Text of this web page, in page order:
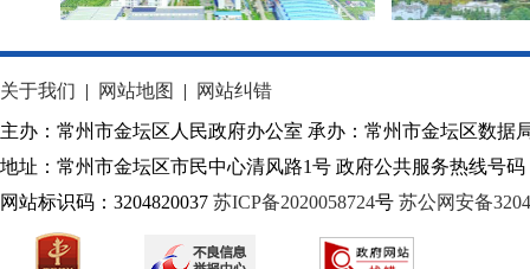
关于我们 | 网站地图 |
网站纠错
主办：常州市金坛区人民政府办公室 承办：常州市金坛区数据
地址：常州市金坛区市民中心清风路1号 政府公共服务热线号码
网站标识码：3204820037 苏ICP备2020058724号 苏公网安备